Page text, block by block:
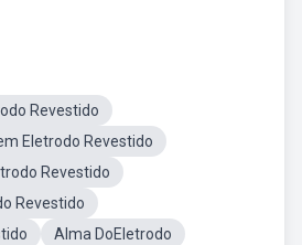
Revestido
Eletrodo Revestido
Revestido
Revestido
Alma DoEletrodo